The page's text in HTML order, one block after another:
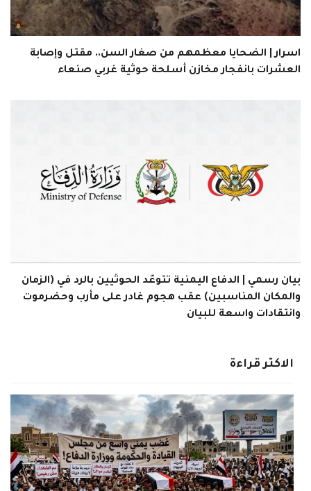
اسرار | الضحايا معظمهم من صغار السن.. مقتل وإصابة
العشرات بانفجار مخازن أسلحة حوثية غربي صنعاء
بيان رسمي | الدفاع اليمنية تتوعّد الحوثيين بالرد في (الزمان
والمكان المناسبين) عقب هجوم غادر على مأرب وحضرموت
وانتقادات واسعة للبيان
الاكثر قراءة